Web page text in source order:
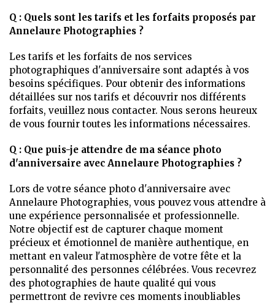
Q : Quels sont les tarifs et les forfaits proposés par
Annelaure Photographies ?
Les tarifs et les forfaits de nos services
photographiques d'anniversaire sont adaptés à vos
besoins spécifiques. Pour obtenir des informations
détaillées sur nos tarifs et découvrir nos différents
forfaits, veuillez nous contacter. Nous serons heureux
de vous fournir toutes les informations nécessaires.
Q : Que puis-je attendre de ma séance photo
d'anniversaire avec Annelaure Photographies ?
Lors de votre séance photo d'anniversaire avec
Annelaure Photographies, vous pouvez vous attendre à
une expérience personnalisée et professionnelle.
Notre objectif est de capturer chaque moment
précieux et émotionnel de manière authentique, en
mettant en valeur l'atmosphère de votre fête et la
personnalité des personnes célébrées. Vous recevrez
des photographies de haute qualité qui vous
permettront de revivre ces moments inoubliables